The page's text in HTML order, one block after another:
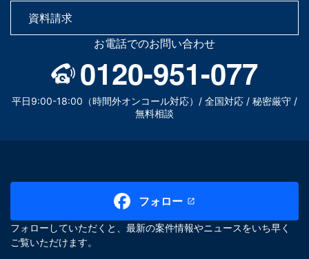
資料請求
お電話でのお問い合わせ
0120-951-077
平日9:00-18:00（時間外オンコール対応）/ 全国対応 / 秘密厳守 /
無料相談
フォロー
フォローしていただくと、最新の案件情報やニュースをいち早く
ご覧いただけます。